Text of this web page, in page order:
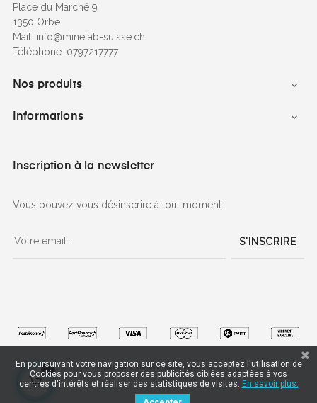
Place du Marché 9
1350 Orbe
Mail: info@minelab-suisse.ch
Téléphone: 0797217777
Nos produits 
Informations 
Inscription à la newsletter
Vous pouvez vous désinscrire à tout moment.
S'INSCRIRE
Création de boutique en ligne
En poursuivant votre navigation sur ce site, vous acceptez l'utilisation de
Cookies pour vous proposer des publicités ciblées adaptées à vos
centres d'intérêts et réaliser des statistiques de visites. En savoir plus.